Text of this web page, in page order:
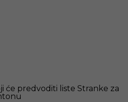
će predvoditi liste Stranke za